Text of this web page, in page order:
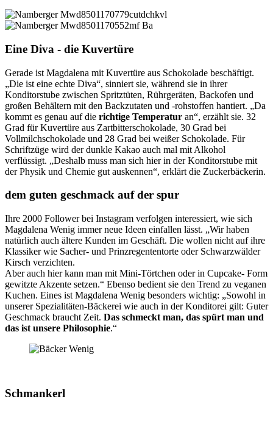
Eine Diva - die Kuvertüre
Gerade ist Magdalena mit Kuvertüre aus Schokolade beschäftigt.
„Die ist eine echte Diva“, sinniert sie, während sie in ihrer
Konditorstube zwischen Spritztüten, Rührgeräten, Backofen und
großen Behältern mit den Backzutaten und -rohstoffen hantiert. „Da
kommt es genau auf die richtige Temperatur an“, erzählt sie. 32
Grad für Kuvertüre aus Zartbitterschokolade, 30 Grad bei
Vollmilchschokolade und 28 Grad bei weißer Schokolade. Für
Schriftzüge wird der dunkle Kakao auch mal mit Alkohol
verflüssigt. „Deshalb muss man sich hier in der Konditorstube mit
der Physik und Chemie gut auskennen“, erklärt die Zuckerbäckerin.
dem guten geschmack auf der spur
Ihre 2000 Follower bei Instagram verfolgen interessiert, wie sich
Magdalena Wenig immer neue Ideen einfallen lässt. „Wir haben
natürlich auch ältere Kunden im Geschäft. Die wollen nicht auf ihre
Klassiker wie Sacher- und Prinzregententorte oder Schwarzwälder
Kirsch verzichten.
Aber auch hier kann man mit Mini-Törtchen oder in Cupcake- Form
gewitzte Akzente setzen.“ Ebenso bedient sie den Trend zu veganen
Kuchen. Eines ist Magdalena Wenig besonders wichtig: „Sowohl in
unserer Spezialitäten-Bäckerei wie auch in der Konditorei gilt: Guter
Geschmack braucht Zeit. Das schmeckt man, das spürt man und
das ist unsere Philosophie.“
Schmankerl